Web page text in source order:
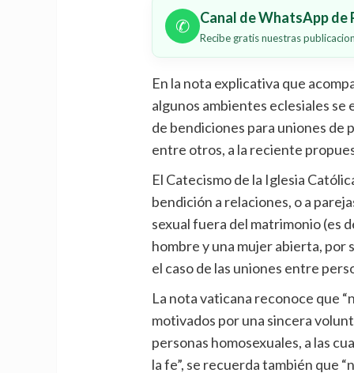
✆ Canal de WhatsApp de
Recibe gratis nuestras
En la nota explicativa que
algunos ambientes eclesiales
de bendiciones para uniones de
entre otros, a la reciente
El Catecismo de la Iglesia
bendición a relaciones, o a
sexual fuera del matrimonio (es
hombre y una mujer abierta, por
el caso de las uniones entre
La nota vaticana reconoce que
motivados por una sincera
personas homosexuales, a las
la fe”, se recuerda también que